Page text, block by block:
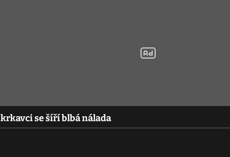
se šíří blbá nálada